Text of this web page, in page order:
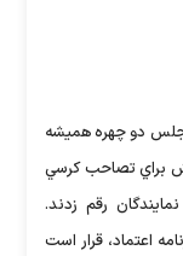
دو چهره هميشه
براي تصاحب كرسي
رقم زدند.
اعتماد، قرار است